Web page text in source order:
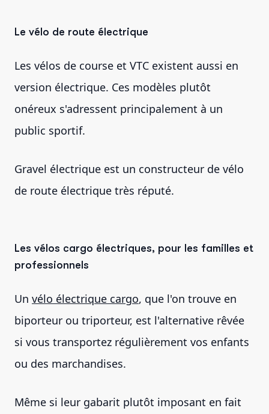
Le vélo de route électrique
Les vélos de course et VTC existent aussi en
version électrique. Ces modèles plutôt
onéreux s'adressent principalement à un
public sportif.
Gravel électrique est un constructeur de vélo
de route électrique très réputé.
Les vélos cargo électriques, pour les familles et
professionnels
Un vélo électrique cargo, que l'on trouve en
biporteur ou triporteur, est l'alternative rêvée
si vous transportez régulièrement vos enfants
ou des marchandises.
Même si leur gabarit plutôt imposant en fait